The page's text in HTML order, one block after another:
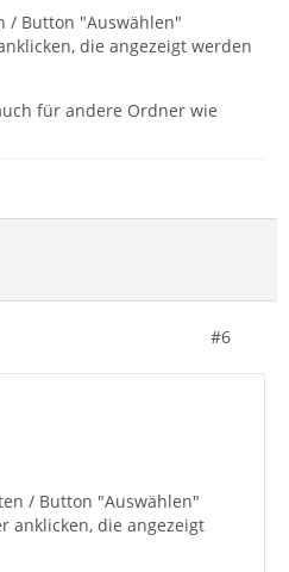
/ Button "Auswählen"
die angezeigt werden
für andere Ordner wie
#6
/ Button "Auswählen"
anklicken, die angezeigt